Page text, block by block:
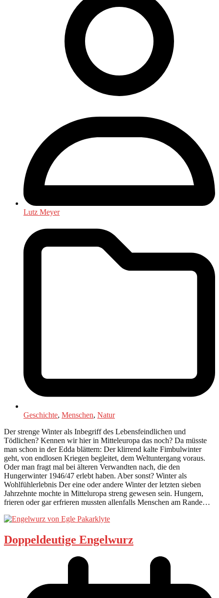
Lutz Meyer
Geschichte, Menschen, Natur
Der strenge Winter als Inbegriff des Lebensfeindlichen und
Tödlichen? Kennen wir hier in Mitteleuropa das noch? Da müsste
man schon in der Edda blättern: Der klirrend kalte Fimbulwinter
geht, von endlosen Kriegen begleitet, dem Weltuntergang voraus.
Oder man fragt mal bei älteren Verwandten nach, die den
Hungerwinter 1946/47 erlebt haben. Aber sonst? Winter als
Wohlfühlerlebnis Der eine oder andere Winter der letzten sieben
Jahrzehnte mochte in Mitteluropa streng gewesen sein. Hungern,
frieren oder gar erfrieren mussten allenfalls Menschen am Rande…
Doppeldeutige Engelwurz